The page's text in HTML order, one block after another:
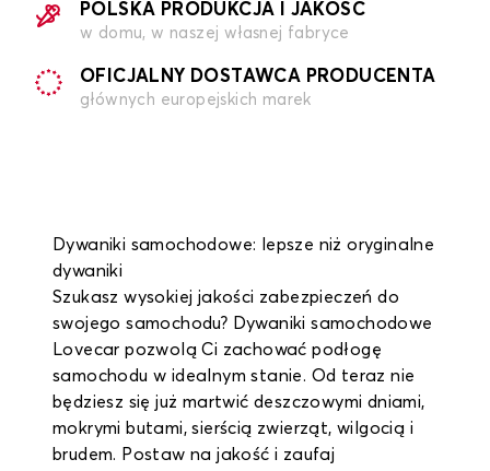
POLSKA PRODUKCJA I JAKOŚĆ
w domu, w naszej własnej fabryce
OFICJALNY DOSTAWCA PRODUCENTA
głównych europejskich marek
Dywaniki samochodowe: lepsze niż oryginalne
dywaniki
Szukasz wysokiej jakości zabezpieczeń do
swojego samochodu? Dywaniki samochodowe
Lovecar pozwolą Ci zachować podłogę
samochodu w idealnym stanie. Od teraz nie
będziesz się już martwić deszczowymi dniami,
mokrymi butami, sierścią zwierząt, wilgocią i
brudem. Postaw na jakość i zaufaj